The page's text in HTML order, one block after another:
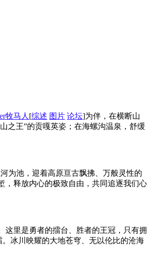
牧马人 [综述 图片 论坛]为伴，在横断山
之王”的贡嘎英姿；在海螺沟温泉，舒缓
为池，迎着高原亘古飘拂、万般灵性的
释放内心的极致自由，共同追逐我们心
里是勇者的擂台、胜者的王冠，只有拥
冰川映耀的大地苍穹、无以伦比的沧海